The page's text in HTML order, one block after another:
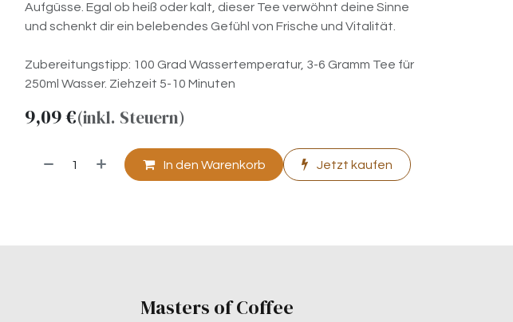
Aufgüsse. Egal ob heiß oder kalt, dieser Tee verwöhnt deine Sinne
und schenkt dir ein belebendes Gefühl von Frische und Vitalität.
Zubereitungstipp: 100 Grad Wassertemperatur, 3-6 Gramm Tee für
250ml Wasser. Ziehzeit 5-10 Minuten
9,09€(inkl. Steuern)
In den Warenkorb Jetzt kaufen
Masters of Coffee